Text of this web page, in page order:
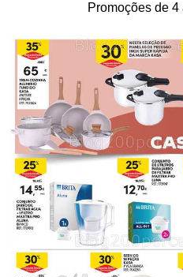
Promoções de 4